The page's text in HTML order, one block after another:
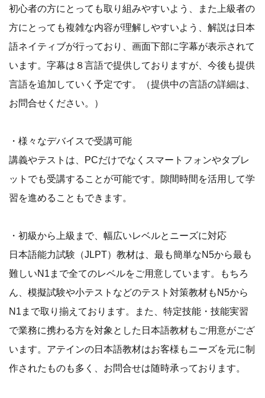
初心者の方にとっても取り組みやすいよう、また上級者の
方にとっても複雑な内容が理解しやすいよう、解説は日本
語ネイティブが行っており、画面下部に字幕が表示されて
います。字幕は８言語で提供しておりますが、今後も提供
言語を追加していく予定です。（提供中の言語の詳細は、
お問合せください。）
・様々なデバイスで受講可能
講義やテストは、PCだけでなくスマートフォンやタブレ
ットでも受講することが可能です。隙間時間を活用して学
習を進めることもできます。
・初級から上級まで、幅広いレベルとニーズに対応
日本語能力試験（JLPT）教材は、最も簡単なN5から最も
難しいN1まで全てのレベルをご用意しています。もちろ
ん、模擬試験や小テストなどのテスト対策教材もN5から
N1まで取り揃えております。また、特定技能・技能実習
で業務に携わる方を対象とした日本語教材もご用意がござ
います。アテインの日本語教材はお客様もニーズを元に制
作されたものも多く、お問合せは随時承っております。